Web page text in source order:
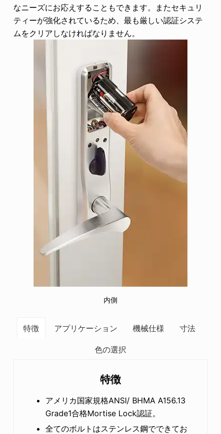
なニーズにお応えすることもできます。またセキュリ
ティーが強化されているため、最も厳しい認証システ
ムをクリアしなければなりません。
内側
特徴 アプリケーション 機械仕様 寸法
色の選択
特徴
アメリカ国家規格ANSI/ BHMA A156.13
Grade1合格Mortise Lock認証。
全てのボルトはステンレス鋼でできてお